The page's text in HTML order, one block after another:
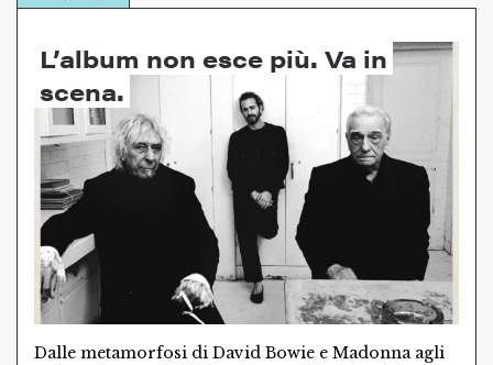
L’album non esce più. Va in
scena.
Dalle metamorfosi di David Bowie e Madonna agli